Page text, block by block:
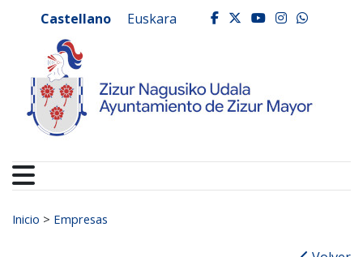
Ayuntamiento de
Castellano Euskara facebook
twitter
youtube
Buscar:
Inicio > Empresas